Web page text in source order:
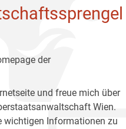
der
und freue mich über
Wien.
wichtigen Informationen zu